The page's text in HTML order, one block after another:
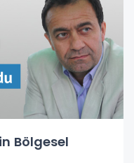
Bölgesel